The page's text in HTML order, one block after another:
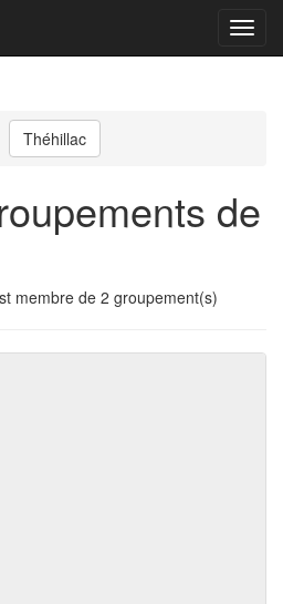
Menu
Théhillac
de
membre de 2 groupement(s)